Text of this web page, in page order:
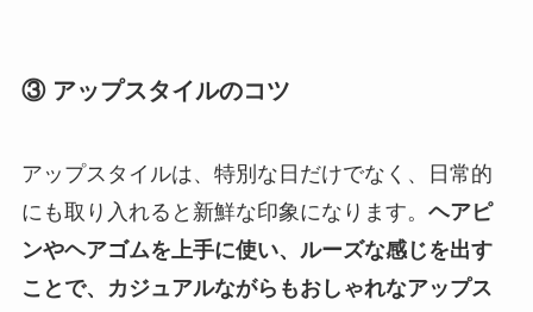
③ アップスタイルのコツ
アップスタイルは、特別な日だけでなく、日常的
にも取り入れると新鮮な印象になります。 ヘアピ
ンやヘアゴムを上手に使い、ルーズな感じを出す
ことで、カジュアルながらもおしゃれなアップス